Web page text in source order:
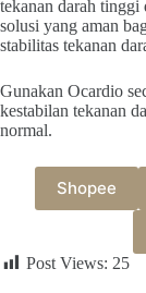
tekanan darah
solusi yang aman
stabilitas tekanan
Gunakan Ocardio
kestabilan tekanan
normal.
Shopee
Post Views: 25